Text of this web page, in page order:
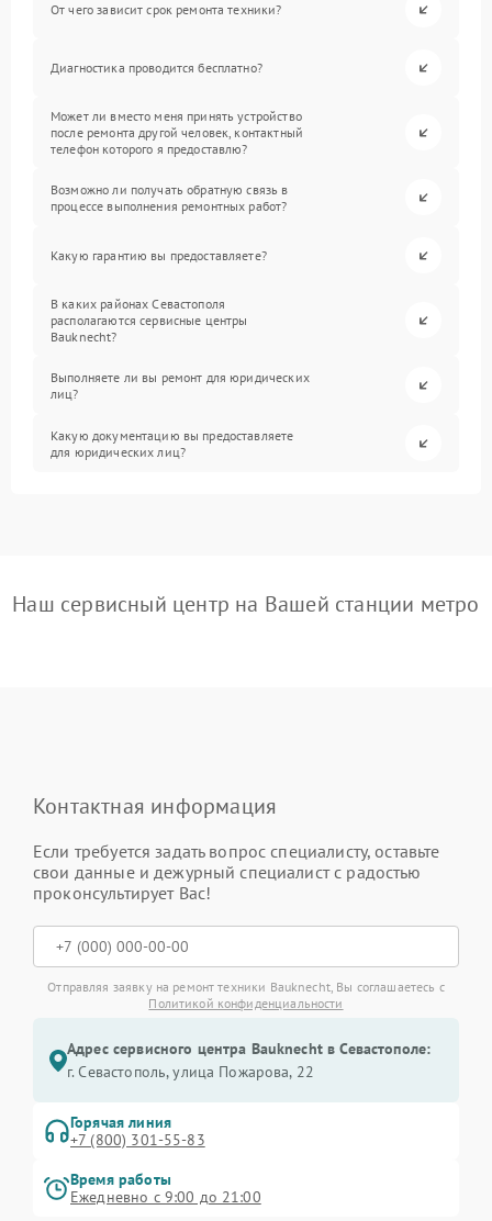
От чего зависит срок ремонта техники?
Диагностика проводится бесплатно?
Может ли вместо меня принять устройство
после ремонта другой человек, контактный
телефон которого я предоставлю?
Возможно ли получать обратную связь в
процессе выполнения ремонтных работ?
Какую гарантию вы предоставляете?
В каких районах Севастополя
располагаются сервисные центры
Bauknecht?
Выполняете ли вы ремонт для юридических
лиц?
Какую документацию вы предоставляете
для юридических лиц?
Наш сервисный центр на Вашей станции метро
Контактная информация
Если требуется задать вопрос специалисту, оставьте
свои данные и дежурный специалист с радостью
проконсультирует Вас!
Отправляя заявку на ремонт техники Bauknecht, Вы соглашаетесь с
Политикой конфиденциальности
Адрес сервисного центра Bauknecht в Севастополе:
г. Севастополь, улица Пожарова, 22
Горячая линия
+7 (800) 301-55-83
Время работы
Ежедневно с 9:00 до 21:00